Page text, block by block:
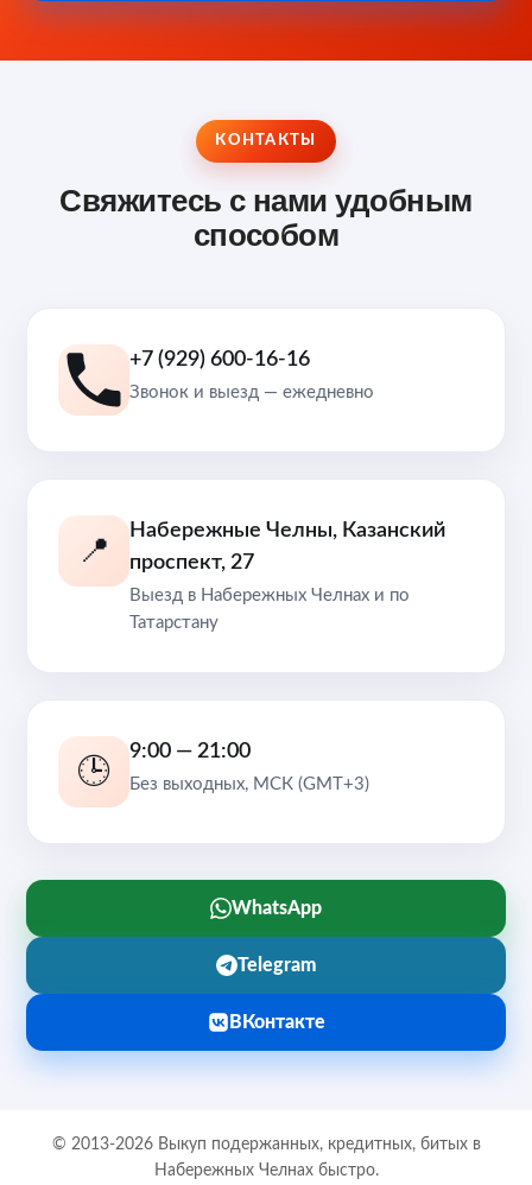
КОНТАКТЫ
Свяжитесь с нами удобным
способом
+7 (929) 600-16-16
Звонок и выезд — ежедневно
📍
Набережные Челны, Казанский
проспект, 27
Выезд в Набережных Челнах и по
Татарстану
🕒
9:00 — 21:00
Без выходных, МСК (GMT+3)
WhatsApp
Telegram
ВКонтакте
© 2013-2026 Выкуп подержанных, кредитных, битых в
Набережных Челнах быстро.